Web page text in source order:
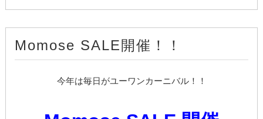
Momose SALE開催！！
今年は毎日がユーワンカーニバル！！